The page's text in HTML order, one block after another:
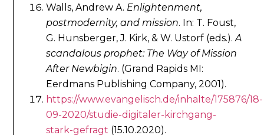
Walls, Andrew A. Enlightenment,
postmodernity, and mission. In: T. Foust,
G. Hunsberger, J. Kirk, & W. Ustorf (eds.).A
scandalous prophet: The Way of Mission
After Newbigin. (Grand Rapids MI:
Eerdmans Publishing Company, 2001).
https://www.evangelisch.de/inhalte/175876/18-
09-2020/studie-digitaler-kirchgang-
stark-gefragt (15.10.2020).